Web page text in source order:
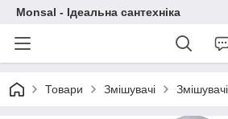
Monsal - Ідеальна сантехніка
Товари Змішувачі